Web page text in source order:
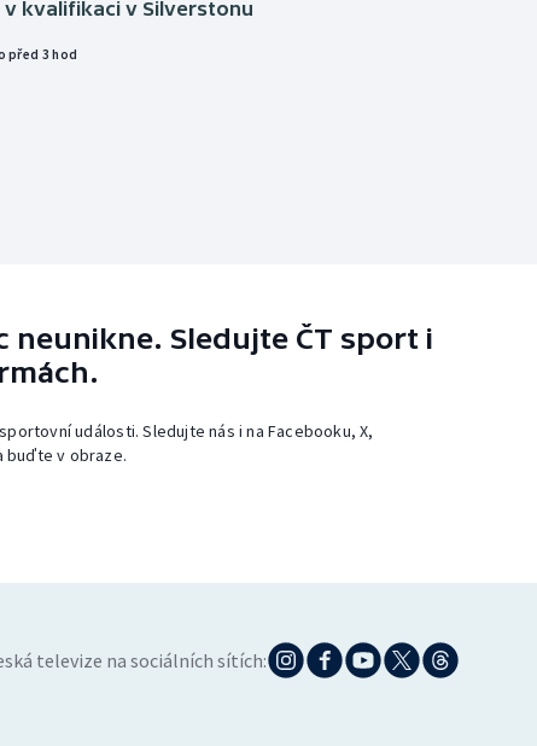
v kvalifikaci v Silverstonu
před 3 hod
neunikne. Sledujte ČT sport i
události. Sledujte nás i na Facebooku, X,
buďte v obraze.
televize na sociálních sítích: